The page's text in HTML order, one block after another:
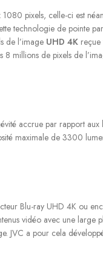
pixels, celle-ci est
technologie de pointe
de l’image UHD 4K reçue
8 millions de pixels de
accrue par rapport aux
maximale de 3300
Blu-ray UHD 4K ou
vidéo avec une large
JVC a pour cela